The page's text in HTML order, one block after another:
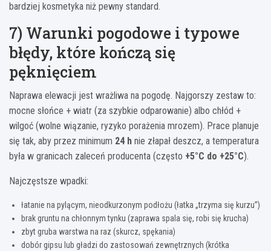
bardziej kosmetyka niż pewny standard.
7) Warunki pogodowe i typowe
błędy, które kończą się
pęknięciem
Naprawa elewacji jest wrażliwa na pogodę. Najgorszy zestaw to:
mocne słońce + wiatr (za szybkie odparowanie) albo chłód +
wilgoć (wolne wiązanie, ryzyko porażenia mrozem). Prace planuje
się tak, aby przez minimum 24 h nie złapał deszcz, a temperatura
była w granicach zaleceń producenta (często +5°C do +25°C).
Najczęstsze wpadki:
łatanie na pylącym, nieodkurzonym podłożu (łatka „trzyma się kurzu”)
brak gruntu na chłonnym tynku (zaprawa spala się, robi się krucha)
zbyt gruba warstwa na raz (skurcz, spękania)
dobór gipsu lub gładzi do zastosowań zewnętrznych (krótka